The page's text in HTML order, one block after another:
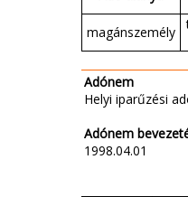
magánszemély
Adónem
Helyi iparűzési
Adónem
1998.04.01